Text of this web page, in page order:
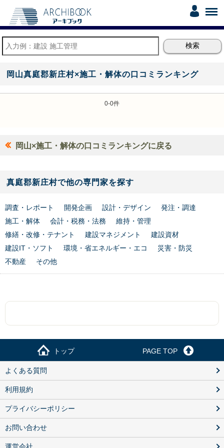
岡山真庭郡新庄村×施工・解体の口コミランキング
0-0件
岡山×施工・解体の口コミランキングに戻る
真庭郡新庄村で他の専門家を探す
調査・レポート 開発企画 設計・デザイン
発注・調達
施工・解体
会計・税務・法務
維持・管理
修繕・改修・テナント
建設マネジメント
建設資材
建設IT・ソフト
環境・省エネルギー・エコ
災害・防災
不動産
その他
トップ PAGE TOP
よくある質問
利用規約
プライバシーポリシー
お問い合わせ
運営会社